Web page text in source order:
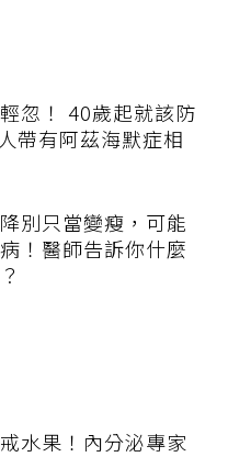
忽！ 40歲起就該防
帶有阿茲海默症相
別只當變瘦，可能
！醫師告訴你什麼
水果！內分泌專家